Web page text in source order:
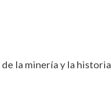
la minería y la historia